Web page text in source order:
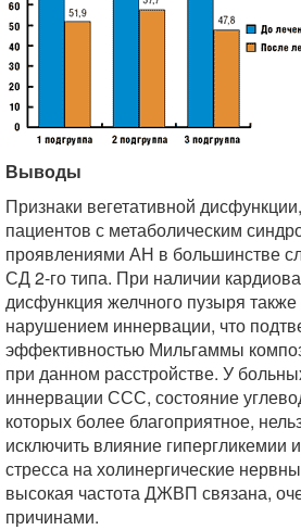
Выводы
Признаки вегетативной
пациентов с метаболическим
проявлениями АН в большинстве
СД 2-го типа. При наличии
дисфункция желчного пузыря
нарушением иннервации, что
эффективностью Мильгаммы
при данном расстройстве. У
иннервации ССС, состояние
которых более благоприятное,
исключить влияние гипергликемии
стресса на холинергические
высокая частота ДЖВП связана,
причинами.